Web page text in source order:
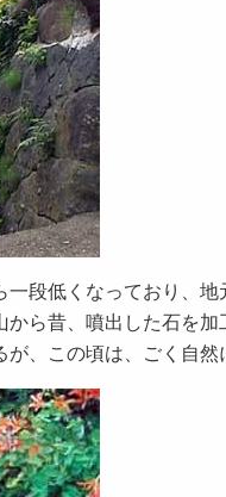
一段低くなっており、
ら昔、噴出した石を
、この頃は、ごく自然